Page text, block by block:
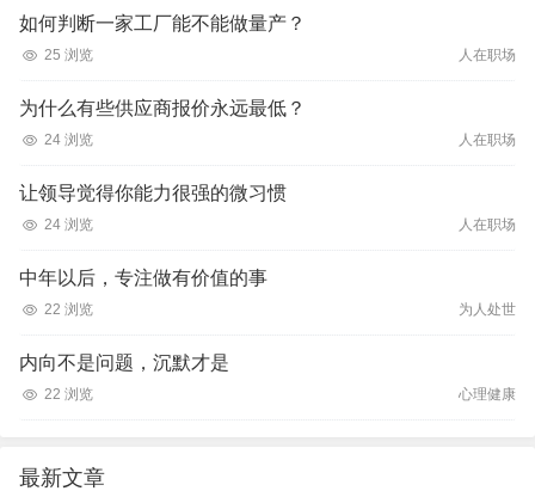
如何判断一家工厂能不能做量产？
25 浏览 人在职场
为什么有些供应商报价永远最低？
24 浏览 人在职场
让领导觉得你能力很强的微习惯
24 浏览 人在职场
中年以后，专注做有价值的事
22 浏览 为人处世
内向不是问题，沉默才是
22 浏览 心理健康
最新文章